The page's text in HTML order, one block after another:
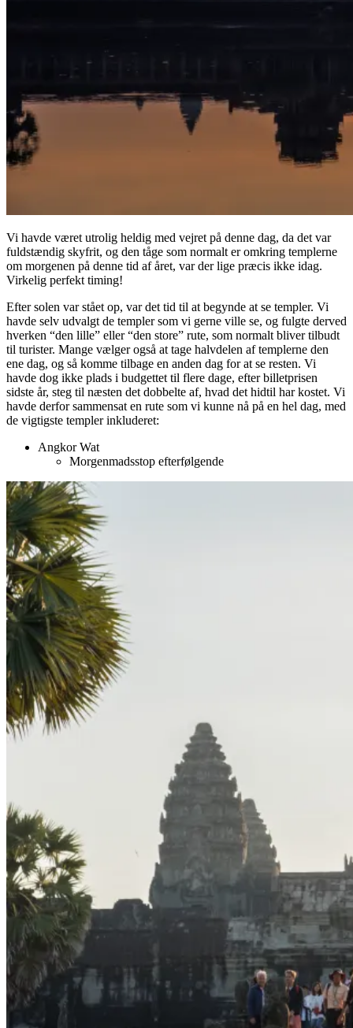
Vi havde været utrolig heldig med vejret på denne dag, da det var
fuldstændig skyfrit, og den tåge som normalt er omkring templerne
om morgenen på denne tid af året, var der lige præcis ikke idag.
Virkelig perfekt timing!
Efter solen var stået op, var det tid til at begynde at se templer. Vi
havde selv udvalgt de templer som vi gerne ville se, og fulgte derved
hverken “den lille” eller “den store” rute, som normalt bliver tilbudt
til turister. Mange vælger også at tage halvdelen af templerne den
ene dag, og så komme tilbage en anden dag for at se resten. Vi
havde dog ikke plads i budgettet til flere dage, efter billetprisen
sidste år, steg til næsten det dobbelte af, hvad det hidtil har kostet. Vi
havde derfor sammensat en rute som vi kunne nå på en hel dag, med
de vigtigste templer inkluderet:
Angkor Wat
Morgenmadsstop efterfølgende